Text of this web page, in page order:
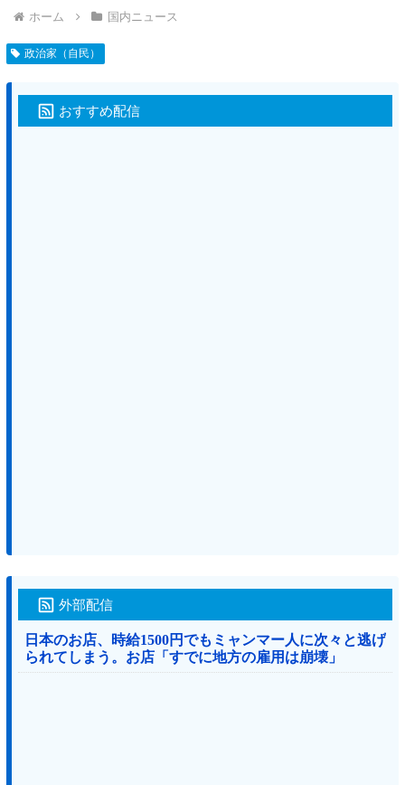
ホーム 国内ニュース
政治家（自民）
おすすめ配信
外部配信
日本のお店、時給1500円でもミャンマー人に次々と逃げ
られてしまう。お店「すでに地方の雇用は崩壊」